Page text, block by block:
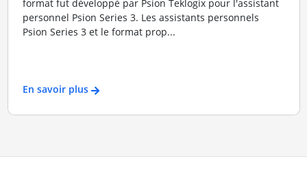
format fut développé par Psion Teklogix pour l'assistant
personnel Psion Series 3. Les assistants personnels
Psion Series 3 et le format prop...
En savoir plus